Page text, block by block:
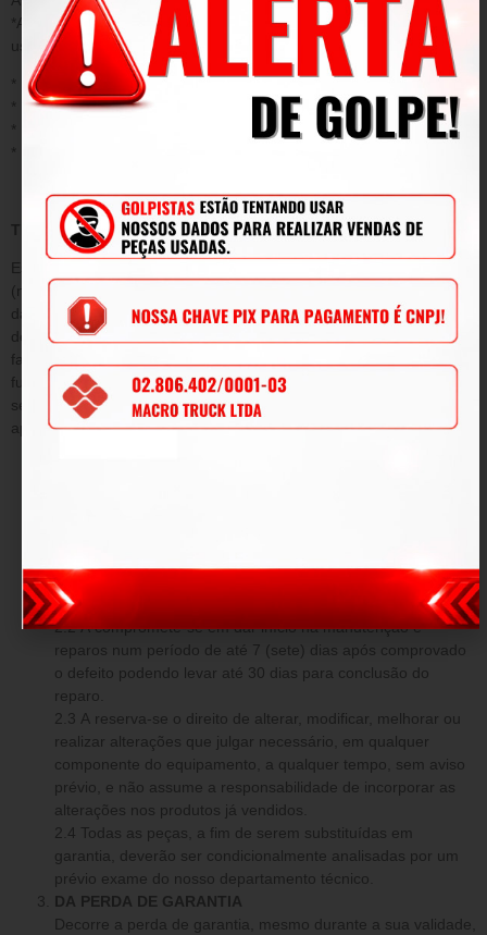
*Acidentes/ uso inadequado do produto/ sinistro/ negligência ou
uso fora das conformidades.
* Desgaste ou danos causados por agentes naturais;
* Instalação ou aplicação inadequada;
* Modificações, adaptações e adulterações no produto original
* Mau uso;
TERMO DE GARANTIA
Este termo tem como objetivo garantir pelo período de 90
(noventa) dias de prazo, tempo determinado por lei a contar da
data de emissão da Nota Fiscal de venda e conforme condições
descritas abaixo, a qualidade do produto contra defeitos de
fabricação que venham afetar a integridade física e/ou o
funcionamento do mesmo, durante este período, será submetida
sem ônus para o cliente, todas as peças e componentes que
apresentarem defeitos comprovados de projeto e/ou fabricação.
avarias prévias, a tem o dever de reparar os danos o mais
breve possível, sem custo adicional.
2.2 A compromete-se em dar início na manutenção e
reparos num período de até 7 (sete) dias após comprovado
o defeito podendo levar até 30 dias para conclusão do
reparo.
2.3 A reserva-se o direito de alterar, modificar, melhorar ou
realizar alterações que julgar necessário, em qualquer
componente do equipamento, a qualquer tempo, sem aviso
prévio, e não assume a responsabilidade de incorporar as
alterações nos produtos já vendidos.
2.4 Todas as peças, a fim de serem substituídas em
garantia, deverão ser condicionalmente analisadas por um
prévio exame do nosso departamento técnico.
DA PERDA DE GARANTIA
Decorre a perda de garantia, mesmo durante a sua validade,